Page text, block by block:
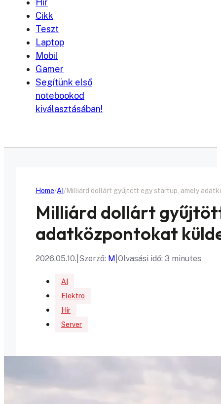
Hír
Cikk
Teszt
Laptop
Mobil
Gamer
Segítünk első
notebookod
kiválasztásában!
Home AI Milliárd dollárt gyűjtött egy startup, amely
Milliárd dollárt
adatközpontokat
2026.05.10. Szerző: M Olvasási idő: 3 minutes
AI
Elektro
Hír
Server